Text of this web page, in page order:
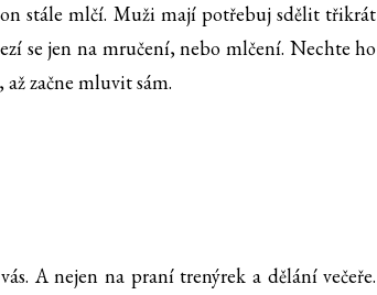
stále mlčí. Muži mají potřebuj sdělit třikrát
se jen na mručení, nebo mlčení. Nechte ho
začne mluvit sám.
A nejen na praní trenýrek a dělání večeře.